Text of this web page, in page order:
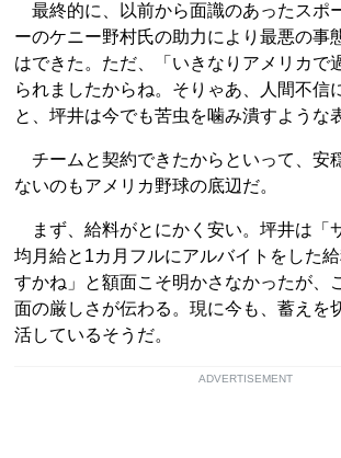
最終的に、以前から面識のあったスポ
ーのケニー野村氏の助力により最悪の事
はできた。ただ、「いきなりアメリカで
られましたからね。そりゃあ、人間不信
と、坪井は今でも苦虫を噛み潰すような
チームと契約できたからといって、安
ないのもアメリカ野球の底辺だ。
まず、給料がとにかく安い。坪井は「
均月給と1カ月フルにアルバイトをした
すかね」と額面こそ明かさなかったが、
面の厳しさが伝わる。現に今も、蓄えを
活しているそうだ。
ADVERTISEMENT